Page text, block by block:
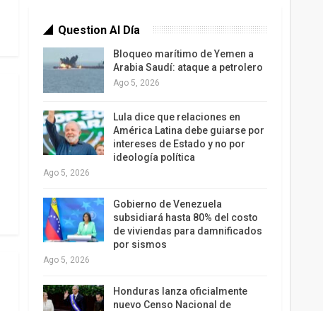
Question Al Día
Bloqueo marítimo de Yemen a
Arabia Saudí: ataque a petrolero
Ago 5, 2026
Lula dice que relaciones en
América Latina debe guiarse por
intereses de Estado y no por
ideología política
Ago 5, 2026
Gobierno de Venezuela
subsidiará hasta 80% del costo
de viviendas para damnificados
por sismos
Ago 5, 2026
Honduras lanza oficialmente
nuevo Censo Nacional de